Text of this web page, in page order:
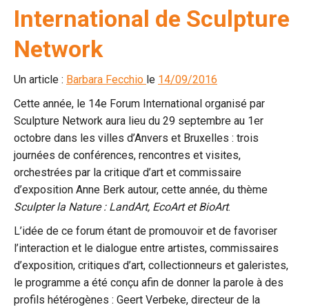
International de Sculpture
Network
Un article : Barbara Fecchio le 14/09/2016
Cette année, le 14e Forum International organisé par
Sculpture Network aura lieu du 29 septembre au 1er
octobre dans les villes d’Anvers et Bruxelles : trois
journées de conférences, rencontres et visites,
orchestrées par la critique d’art et commissaire
d’exposition Anne Berk autour, cette année, du thème
Sculpter la Nature : LandArt, EcoArt et BioArt.
L’idée de ce forum étant de promouvoir et de favoriser
l’interaction et le dialogue entre artistes, commissaires
d’exposition, critiques d’art, collectionneurs et galeristes,
le programme a été conçu afin de donner la parole à des
profils hétérogènes : Geert Verbeke, directeur de la